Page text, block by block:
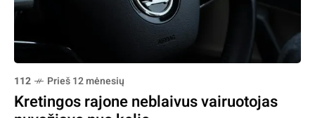
112 Prieš 12 mėnesių
Kretingos rajone neblaivus vairuotojas